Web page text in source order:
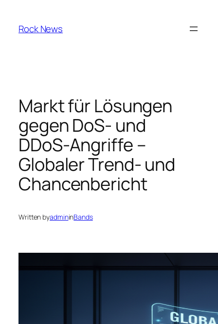
content
Rock News
Markt für Lösungen
gegen DoS- und
DDoS-Angriffe –
Globaler Trend- und
Chancenbericht
Written byadmininBands